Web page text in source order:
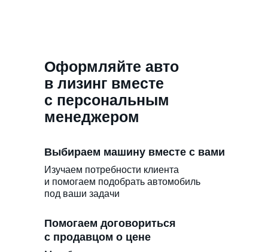
Помогаем договориться
с продавцом о цене
Выбираем машину вместе с вами
Изучаем потребности клиента
и помогаем подобрать автомобиль
под ваши задачи
Оформляйте авто
в лизинг вместе
с персональным
менеджером